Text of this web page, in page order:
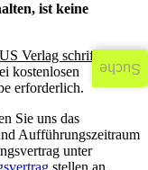
ist keine
Verlag schriftlich
kostenlosen
erforderlich.
Sie uns das
Aufführungszeitraum
unter
Suche